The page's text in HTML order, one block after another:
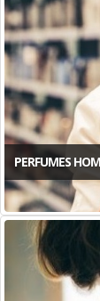
PERFUMES